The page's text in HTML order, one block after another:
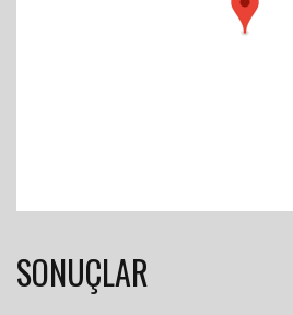
SONUÇLAR